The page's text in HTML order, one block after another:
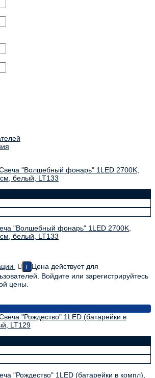
"Волшебный фонарь" 1LED 2700K,
белый, LT133
i
Цена действует для
Войдите или зарегистрируйтесь
цены.
"Рождество" 1LED (батарейки в компл),